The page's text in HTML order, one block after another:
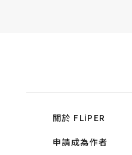
關於 FLiPER
申請成為作者